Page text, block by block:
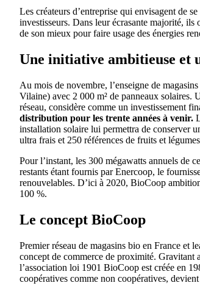
Les créateurs d’entreprise qui envisagent de
investisseurs. Dans leur écrasante majorité,
de son mieux pour faire usage des énergies
Une initiative ambitieuse et
Au mois de novembre, l’enseigne de
Vilaine) avec 2 000 m² de panneaux solaires.
réseau, considère comme un investissement
distribution pour les trente années à venir.
installation solaire lui permettra de conserver
ultra frais et 250 références de fruits et
Pour l’instant, les 300 mégawatts annuels de
restants étant fournis par Enercoop, le
renouvelables. D’ici à 2020, BioCoop
100 %.
Le concept BioCoop
Premier réseau de magasins bio en France et
concept de commerce de proximité. Gravitant
l’association loi 1901 BioCoop est créée en
coopératives comme non coopératives,